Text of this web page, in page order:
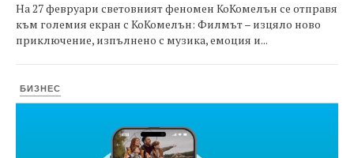
На 27 февруари световният феномен КоКомелън се отправя
към големия екран с КоКомелън: Филмът – изцяло ново
приключение, изпълнено с музика, емоция и...
БИЗНЕС